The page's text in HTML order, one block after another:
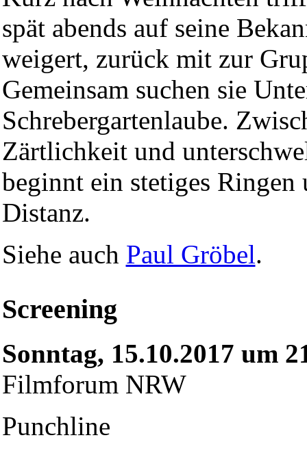
spät abends auf seine
weigert, zurück mit zur
Gemeinsam suchen sie
Schrebergartenlaube.
Zärtlichkeit und
beginnt ein stetiges Ringen
Distanz.
Siehe auch Paul Gröbel.
Screening
Sonntag, 15.10.2017 um
Filmforum NRW
Punchline